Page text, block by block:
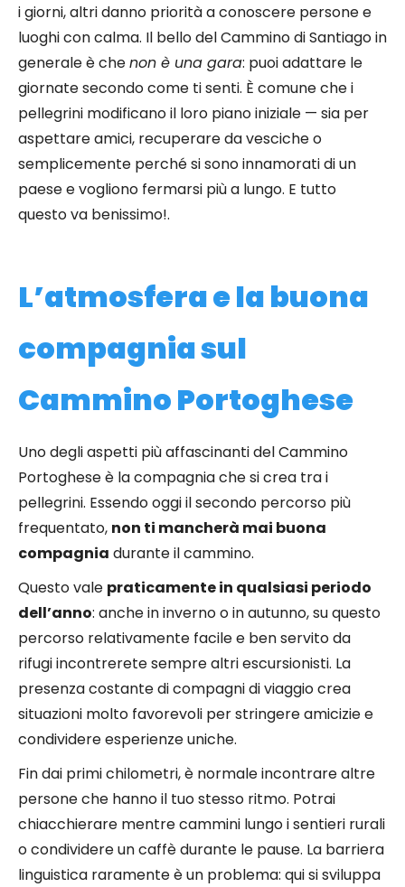
i giorni, altri danno priorità a conoscere persone e
luoghi con calma. Il bello del Cammino di Santiago in
generale è chenon è una gara: puoi adattare le
giornate secondo come ti senti. È comune che i
pellegrini modificano il loro piano iniziale — sia per
aspettare amici, recuperare da vesciche o
semplicemente perché si sono innamorati di un
paese e vogliono fermarsi più a lungo. E tutto
questo va benissimo!.
L’atmosfera e la buona
compagnia sul
Cammino Portoghese
Uno degli aspetti più affascinanti del Cammino
Portoghese è la compagnia che si crea tra i
pellegrini. Essendo oggi il secondo percorso più
frequentato, non ti mancherà mai buona
compagnia durante il cammino.
Questo vale praticamente in qualsiasi periodo
dell’anno: anche in inverno o in autunno, su questo
percorso relativamente facile e ben servito da
rifugi incontrerete sempre altri escursionisti. La
presenza costante di compagni di viaggio crea
situazioni molto favorevoli per stringere amicizie e
condividere esperienze uniche.
Fin dai primi chilometri, è normale incontrare altre
persone che hanno il tuo stesso ritmo. Potrai
chiacchierare mentre cammini lungo i sentieri rurali
o condividere un caffè durante le pause. La barriera
linguistica raramente è un problema: qui si sviluppa